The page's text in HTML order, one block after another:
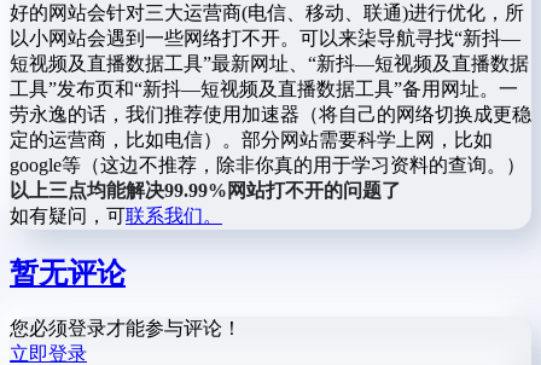
好的网站会针对三大运营商(电信、移动、联通)进行优化，所
以小网站会遇到一些网络打不开。可以来柒导航寻找“新抖—
短视频及直播数据工具”最新网址、“新抖—短视频及直播数据
工具”发布页和“新抖—短视频及直播数据工具”备用网址。一
劳永逸的话，我们推荐使用加速器（将自己的网络切换成更稳
定的运营商，比如电信）。部分网站需要科学上网，比如
google等（这边不推荐，除非你真的用于学习资料的查询。）
以上三点均能解决99.99%网站打不开的问题了
如有疑问，可联系我们。
暂无评论
您必须登录才能参与评论！
立即登录